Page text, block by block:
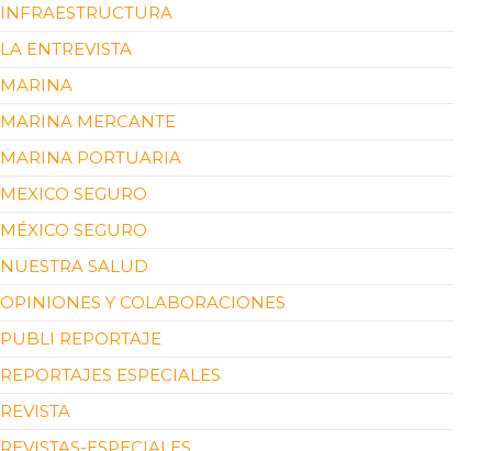
INFRAESTRUCTURA
LA ENTREVISTA
MARINA
MARINA MERCANTE
MARINA PORTUARIA
MEXICO SEGURO
MÉXICO SEGURO
NUESTRA SALUD
OPINIONES Y COLABORACIONES
PUBLI REPORTAJE
REPORTAJES ESPECIALES
REVISTA